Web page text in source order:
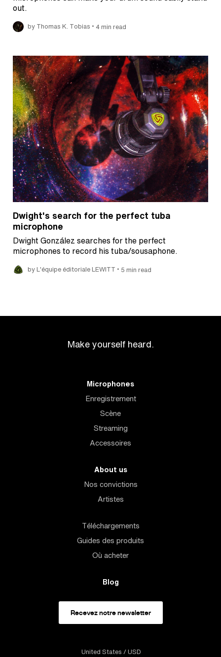
out.
by Thomas K. Tobias • 4 min read
Dwight's search for the perfect tuba
microphone
Dwight González searches for the perfect
microphones to record his tuba/sousaphone.
by L'équipe éditoriale LEWITT • 5 min read
Make yourself heard.
Microphones
Enregistrement
Scène
Streaming
Accessoires
About us
Nos convictions
Artistes
Téléchargements
Guides des produits
Où acheter
Blog
Recevez notre newsletter
United States / USD